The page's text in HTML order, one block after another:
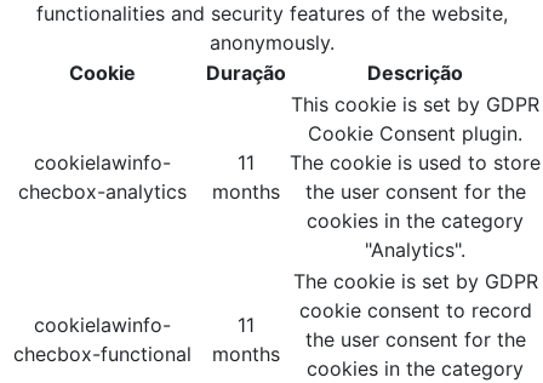
functionalities and security features of the website,
anonymously.
Cookie
Duração Descrição
cookielawinfo-
checbox-analytics
11
months
This cookie is set by GDPR
Cookie Consent plugin.
The cookie is used to store
the user consent for the
cookies in the category
"Analytics".
cookielawinfo-
checbox-functional
11
months
The cookie is set by GDPR
cookie consent to record
the user consent for the
cookies in the category